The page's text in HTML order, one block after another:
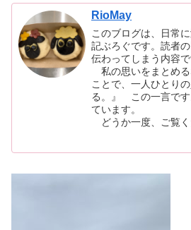
RioMay
このブログは、日常
記ぶろぐです。読者
伝わってしまう内容で
私の思いをまとめ
ことで、一人ひとり
る。』 この一言です
ています。
どうか一度、ご覧く